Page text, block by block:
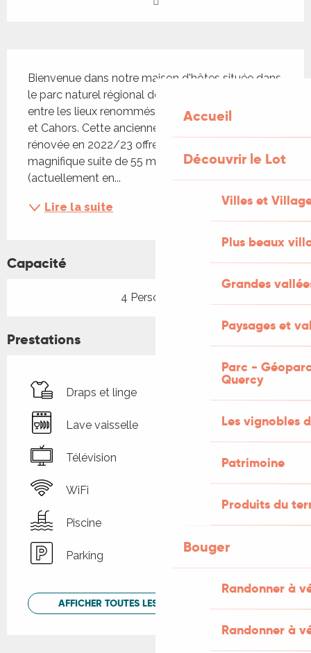
Accueil
Découvrir le Lot
Villes et
Plus beaux
Grandes
Paysages et
Parc -
Quercy
Les vignobles
Patrimoine
Produits du
Bouger
Randonner à
Randonner à
Bienvenue dans notre maison d'hôtes située dans
le parc naturel régional des Causses du Quercy,
entre les lieux renommés de Rocamadour, Sarlat
et Cahors. Cette ancienne grange entièrement
rénovée en 2022/23 offre à présent une
magnifique suite de 55 m² et une autre de 30 m²
(actuellement en...
Lire la suite
Capacité
4 Personne(s)
Prestations
Draps et linge
Lave vaisselle
Télévision
WiFi
Piscine
Parking
AFFICHER TOUTES LES PRESTATIONS